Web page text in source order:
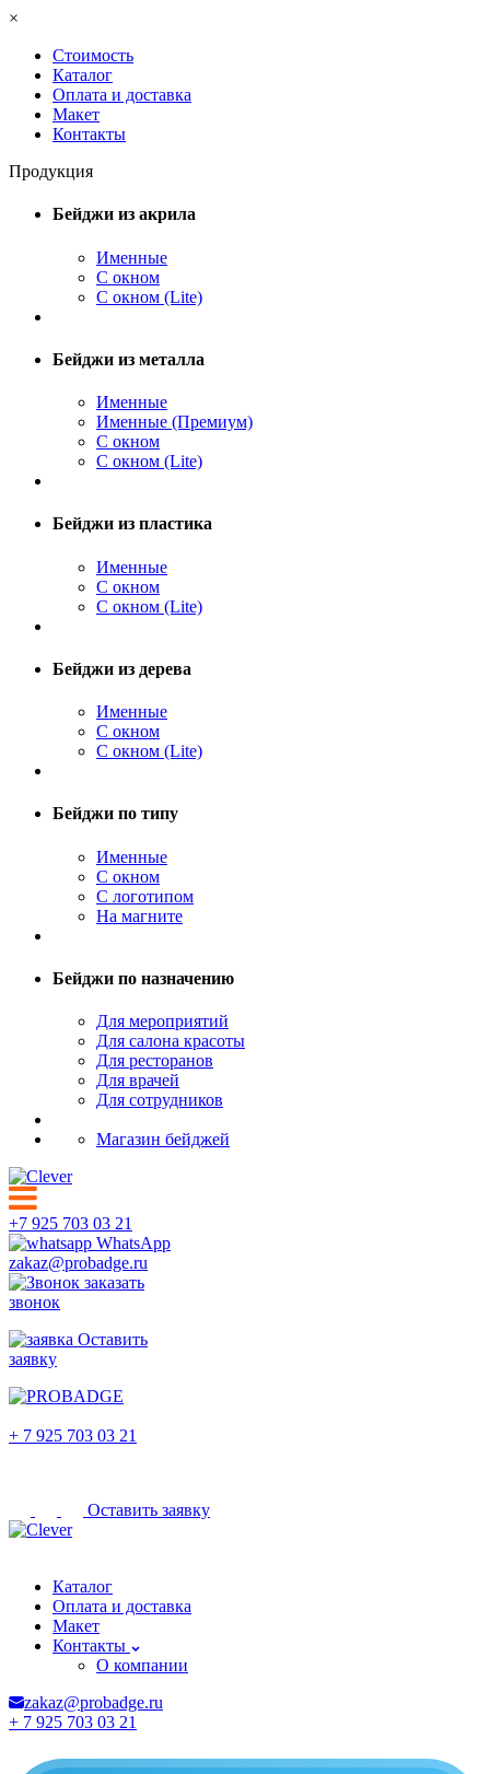
×
Стоимость
Каталог
Оплата и доставка
Макет
Контакты
Продукция
Бейджи из акрила
Именные
С окном
С окном (Lite)
Бейджи из металла
Именные
Именные (Премиум)
С окном
С окном (Lite)
Бейджи из пластика
Именные
С окном
С окном (Lite)
Бейджи из дерева
Именные
С окном
С окном (Lite)
Бейджи по типу
Именные
С окном
С логотипом
На магните
Бейджи по назначению
Для мероприятий
Для салона красоты
Для ресторанов
Для врачей
Для сотрудников
Магазин бейджей
+7 925 703 03 21
WhatsApp
zakaz@probadge.ru
заказать
звонок
Оставить
заявку
+ 7 925 703 03 21
Оставить заявку
Каталог
Оплата и доставка
Макет
Контакты
О компании
zakaz@probadge.ru
+ 7 925 703 03 21